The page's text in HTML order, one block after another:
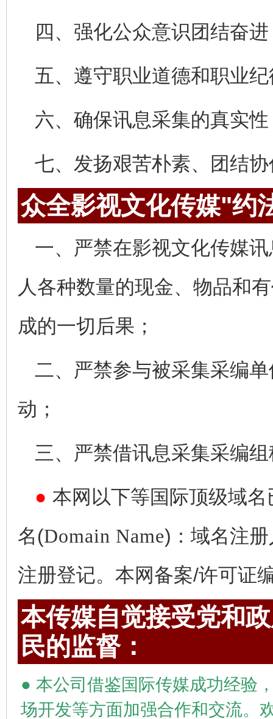
四、强化公众意识团结奋
五、遵守职业道德和职业
六、确保讯息采集的真实
七、发扬艰苦朴素、团结
众全影视文化传媒"约
一、严禁在影视文化传媒
人各种数量的现金、物品和
成的一切后果；
二、严禁参与被采集采编
动；
三、严禁借讯息采集采编
● 本网以下等国际顶级域
名(Domain Name)：域名注
注册登记。本网备案/许可证
本传媒自觉接受党和
民的监督：
● 本公司借鉴国际传媒成功经验
场开发等方面加强合作和交流。